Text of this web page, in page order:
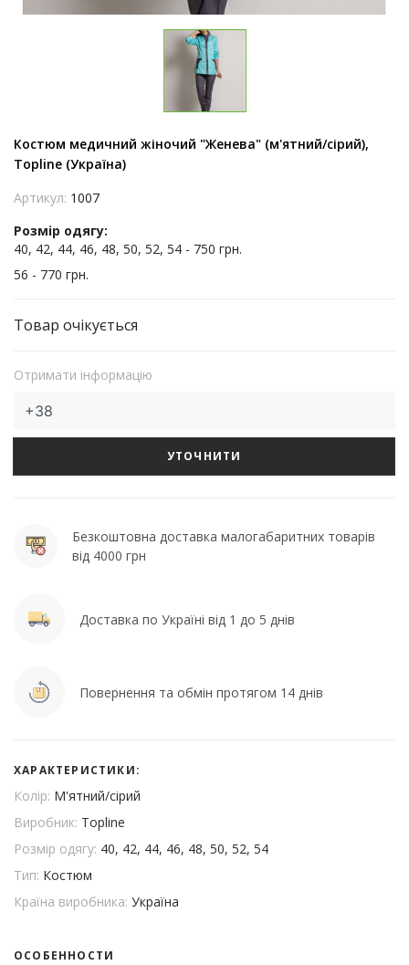
Костюм медичний жіночий "Женева" (м'ятний/сірий),
Topline (Україна)
Артикул: 1007
Розмір одягу:
40, 42, 44, 46, 48, 50, 52, 54 - 750 грн.
56 - 770 грн.
Товар очікується
Отримати інформацію
УТОЧНИТИ
Безкоштовна доставка малогабаритних товарів
від 4000 грн
Доставка по Україні від 1 до 5 днів
Повернення та обмін протягом 14 днів
ХАРАКТЕРИСТИКИ:
Колір: М'ятний/сірий
Виробник: Topline
Розмір одягу: 40, 42, 44, 46, 48, 50, 52, 54
Тип: Костюм
Країна виробника: Україна
ОСОБЕННОСТИ